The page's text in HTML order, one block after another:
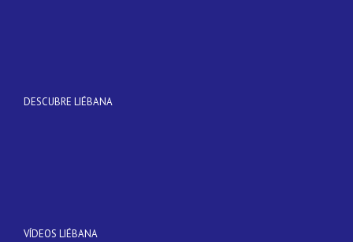
DESCUBRE LIÉBANA
VÍDEOS LIÉBANA